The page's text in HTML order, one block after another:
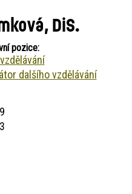
DiS.
pozice:
dalšího vzdělávání